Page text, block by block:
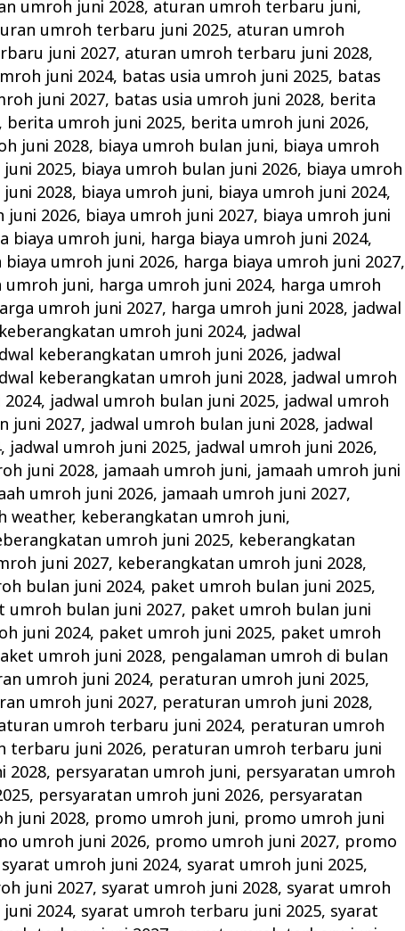
umroh juni 2028, aturan umroh terbaru juni,
umroh terbaru juni 2025, aturan umroh
juni 2027, aturan umroh terbaru juni 2028,
juni 2024, batas usia umroh juni 2025, batas
juni 2027, batas usia umroh juni 2028, berita
berita umroh juni 2025, berita umroh juni 2026,
juni 2028, biaya umroh bulan juni, biaya umroh
2025, biaya umroh bulan juni 2026, biaya umroh
2028, biaya umroh juni, biaya umroh juni 2024,
juni 2026, biaya umroh juni 2027, biaya umroh juni
biaya umroh juni, harga biaya umroh juni 2024,
biaya umroh juni 2026, harga biaya umroh juni 2027,
umroh juni, harga umroh juni 2024, harga umroh
umroh juni 2027, harga umroh juni 2028, jadwal
umroh juni 2024, jadwal
keberangkatan umroh juni 2026, jadwal
keberangkatan umroh juni 2028, jadwal umroh
, jadwal umroh bulan juni 2025, jadwal umroh
juni 2027, jadwal umroh bulan juni 2028, jadwal
, jadwal umroh juni 2025, jadwal umroh juni 2026,
juni 2028, jamaah umroh juni, jamaah umroh juni
umroh juni 2026, jamaah umroh juni 2027,
weather, keberangkatan umroh juni,
umroh juni 2025, keberangkatan
juni 2027, keberangkatan umroh juni 2028,
bulan juni 2024, paket umroh bulan juni 2025,
umroh bulan juni 2027, paket umroh bulan juni
juni 2024, paket umroh juni 2025, paket umroh
umroh juni 2028, pengalaman umroh di bulan
umroh juni 2024, peraturan umroh juni 2025,
umroh juni 2027, peraturan umroh juni 2028,
umroh terbaru juni 2024, peraturan umroh
terbaru juni 2026, peraturan umroh terbaru juni
2028, persyaratan umroh juni, persyaratan umroh
, persyaratan umroh juni 2026, persyaratan
juni 2028, promo umroh juni, promo umroh juni
umroh juni 2026, promo umroh juni 2027, promo
syarat umroh juni 2024, syarat umroh juni 2025,
juni 2027, syarat umroh juni 2028, syarat umroh
2024, syarat umroh terbaru juni 2025, syarat